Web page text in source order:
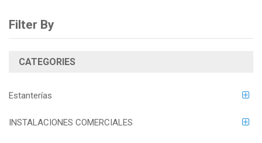
Filter By
CATEGORIES
Estanterías
INSTALACIONES COMERCIALES